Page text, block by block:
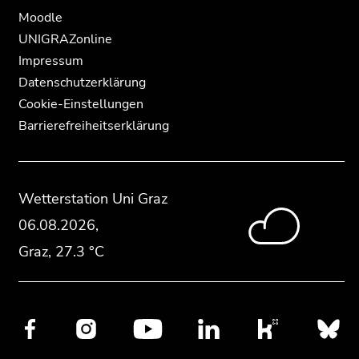
Moodle
UNIGRAZonline
Impressum
Datenschutzerklärung
Cookie-Einstellungen
Barrierefreiheitserklärung
Wetterstation Uni Graz